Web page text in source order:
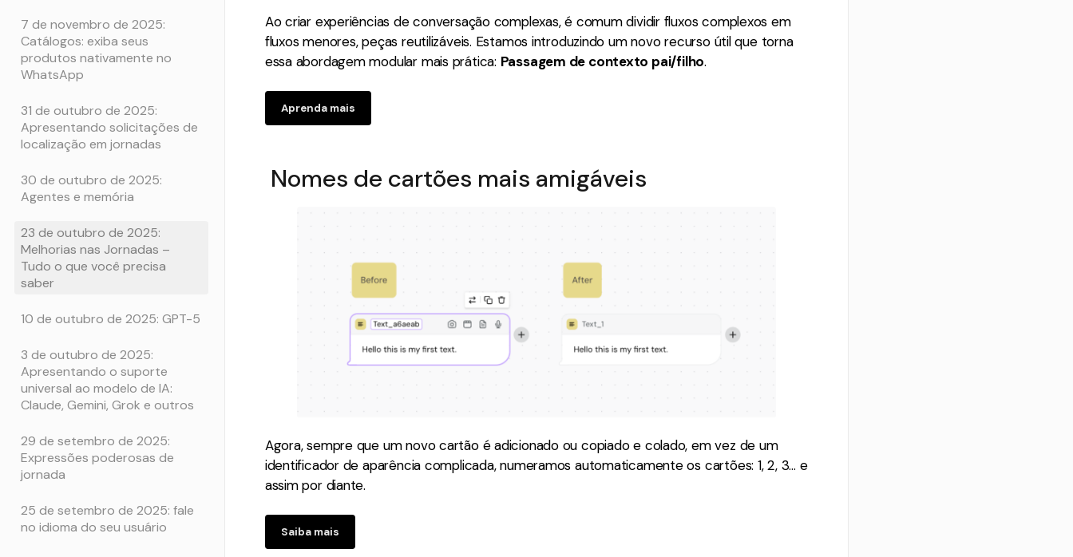
7 de novembro de 2025:
Catálogos: exiba seus
produtos nativamente no
WhatsApp
31 de outubro de 2025:
Apresentando solicitações de
localização em jornadas
30 de outubro de 2025:
Agentes e memória
23 de outubro de 2025:
Melhorias nas Jornadas –
Tudo o que você precisa
saber
10 de outubro de 2025: GPT-5
3 de outubro de 2025:
Apresentando o suporte
universal ao modelo de IA:
Claude, Gemini, Grok e outros
29 de setembro de 2025:
Expressões poderosas de
jornada
25 de setembro de 2025: fale
no idioma do seu usuário
Ao criar experiências de conversação complexas, é comum dividir fluxos complexos em
fluxos menores, peças reutilizáveis. Estamos introduzindo um novo recurso útil que torna
essa abordagem modular mais prática: Passagem de contexto pai/filho.
Aprenda mais
Nomes de cartões mais amigáveis
Agora, sempre que um novo cartão é adicionado ou copiado e colado, em vez de um
identificador de aparência complicada, numeramos automaticamente os cartões: 1, 2, 3… e
assim por diante.
Saiba mais